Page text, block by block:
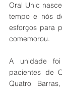
Oral Unic
tempo e nós
esforços para
comemorou.
A unidade
pacientes de
Quatro